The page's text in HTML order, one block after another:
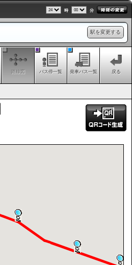
時 分
駅を変更する
路線図 バス停一覧 発車バス一覧 戻る